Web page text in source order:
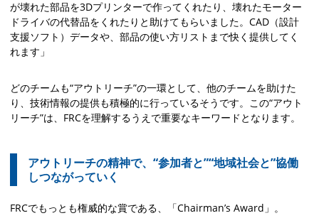
が壊れた部品を3Dプリンターで作ってくれたり、壊れたモーター
ドライバの代替品をくれたりと助けてもらいました。CAD（設計
支援ソフト）データや、部品の使い方リストまで快く提供してく
れます」
どのチームも“アウトリーチ”の一環として、他のチームを助けた
り、技術情報の提供も積極的に行っているそうです。この“アウト
リーチ”は、FRCを理解するうえで重要なキーワードとなります。
アウトリーチの精神で、“参加者と”“地域社会と”協働
しつながっていく
FRCでもっとも権威的な賞である、「Chairman’s Award」。